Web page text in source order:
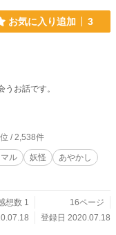
お気に入り追加 3
お話です。
位 / 2,538件
ル 妖怪
あやかし
想数 1
16ページ
登録日 2020.07.18